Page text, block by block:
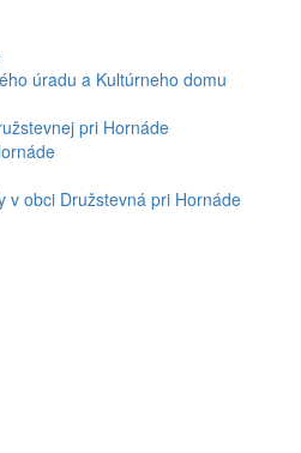
úradu a Kultúrneho domu
pri Hornáde
v obci Družstevná pri Hornáde